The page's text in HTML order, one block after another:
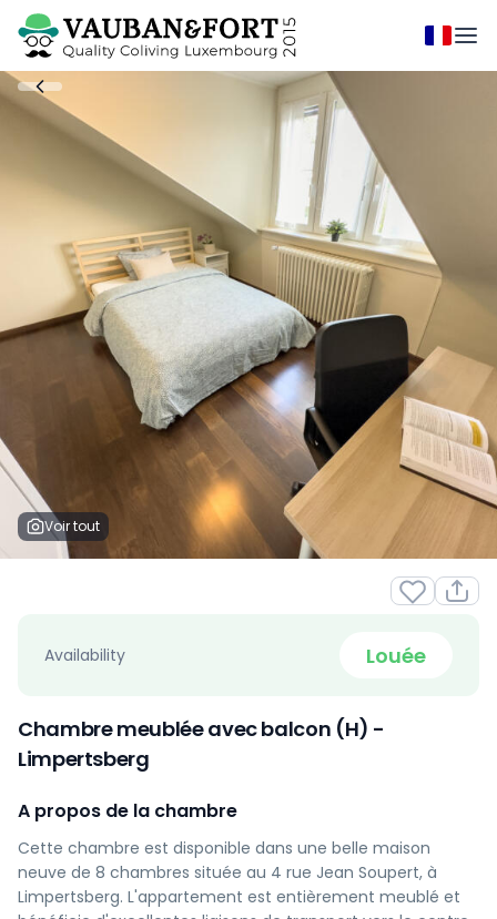
Voir tout
Availability Louée
Chambre meublée avec balcon (H) -
Limpertsberg
A propos de la chambre
Cette chambre est disponible dans une belle maison
neuve de 8 chambres située au 4 rue Jean Soupert, à
Limpertsberg. L'appartement est entièrement meublé et